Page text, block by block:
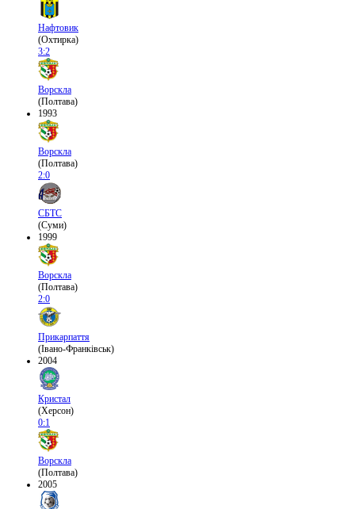
Нафтовик
(Охтирка)
3:2
Ворскла
(Полтава)
1993
Ворскла
(Полтава)
2:0
СБТС
(Суми)
1999
Ворскла
(Полтава)
2:0
Прикарпаття
(Івано-Франківськ)
2004
Кристал
(Херсон)
0:1
Ворскла
(Полтава)
2005